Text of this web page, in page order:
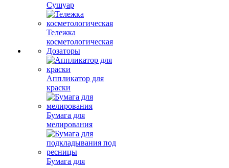
Сушуар
Тележка
косметологическая
Дозаторы
Аппликатор для
краски
Бумага для
мелирования
Бумага для